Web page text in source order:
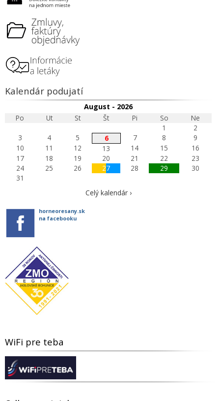
Kalendár podujatí
August - 2026
Po
Ut St Št Pi So
Ne
1
2
3
4 5 6 7 8
9
10
11 12 13 14 15
16
17
18 19 20 21 22
23
24
25 26 27 28 29
30
31
Celý kalendár ›
horneoresany.sk
na facebooku
WiFi pre teba